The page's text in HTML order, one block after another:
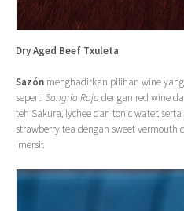
Dry Aged Beef Txuleta
Sazón menghadirkan pilihan wine
seperti Sangria Rojadengan red wine
teh Sakura, lychee dan tonic water, serta
strawberry tea dengan sweet
imersif.